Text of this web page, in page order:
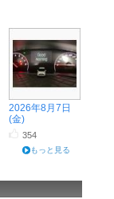
2026年8月7日
(金)
354
もっと見る